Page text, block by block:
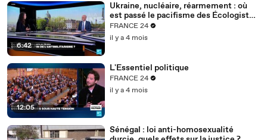
6:42
Ukraine, nucléaire, réarmement : où
est passé le pacifisme des Écologistes
?
FRANCE 24
il y a 4 mois
12:05
L'Essentiel politique
FRANCE 24
il y a 4 mois
Sénégal : loi anti-homosexualité